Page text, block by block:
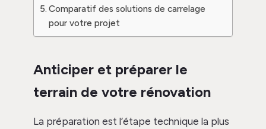
Comparatif des solutions de carrelage
pour votre projet
Anticiper et préparer le
terrain de votre rénovation
La préparation est l’étape technique la plus